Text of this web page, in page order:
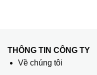
THÔNG TIN CÔNG TY
Về chúng tôi